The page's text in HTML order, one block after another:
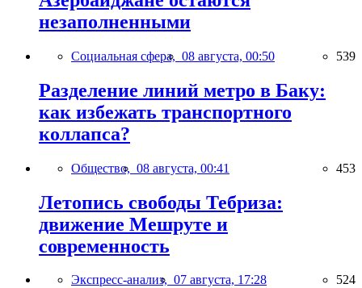
незаполненными
Социальная сфера, 08 августа, 00:50 539
Разделение линий метро в Баку:
как избежать транспортного
коллапса?
Общество, 08 августа, 00:41 453
Летопись свободы Тебриза:
движение Мешруте и
современность
Экспресс-анализ, 07 августа, 17:28 524